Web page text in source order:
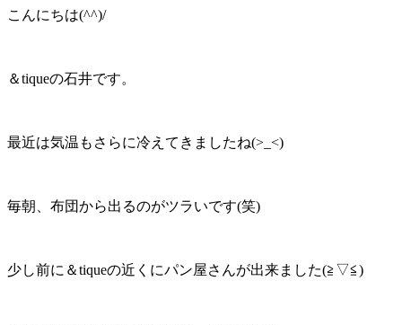
こんにちは(^^)/
＆tiqueの石井です。
最近は気温もさらに冷えてきましたね(>_<)
毎朝、布団から出るのがツラいです(笑)
少し前に＆tiqueの近くにパン屋さんが出来ました(≧▽≦)